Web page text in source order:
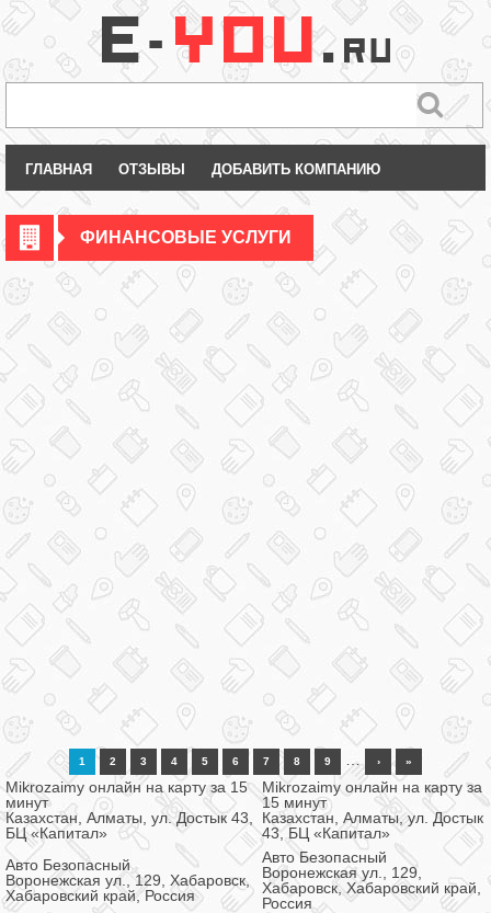
ГЛАВНАЯ ОТЗЫВЫ ДОБАВИТЬ КОМПАНИЮ
ФИНАНСОВЫЕ УСЛУГИ
1 2 3 4 5 6 7 8 9 … › »
Mikrozaimy онлайн на карту за 15
минут
Казахстан, Алматы, ул. Достык 43,
БЦ «Капитал»
Mikrozaimy онлайн на карту за
15 минут
Казахстан, Алматы, ул. Достык
43, БЦ «Капитал»
Авто Безопасный
Воронежская ул., 129, Хабаровск,
Хабаровский край, Россия
Авто Безопасный
Воронежская ул., 129,
Хабаровск, Хабаровский край,
Россия